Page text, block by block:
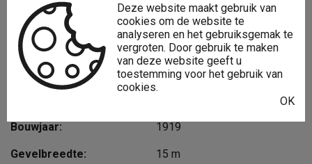
Perceeldiepte: 30 m
Bebouwde opp.: 210 m²
Bewoonbare opp.: 214 m²
Bouwjaar: 1919
Gevelbreedte: 15 m
Deze website maakt gebruik van
cookies om de website te
analyseren en het gebruiksgemak te
vergroten. Door gebruik te maken
van deze website geeft u
toestemming voor het gebruik van
cookies.
OK